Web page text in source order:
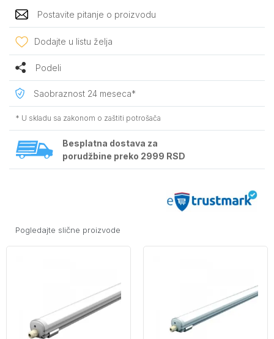
Postavite pitanje o proizvodu
Dodajte u listu želja
Podeli
Saobraznost 24 meseca*
* U skladu sa zakonom o zaštiti potrošača
Besplatna dostava za
porudžbine preko 2999 RSD
Pogledajte slične proizvode